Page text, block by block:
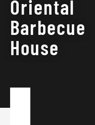
Oriental
Barbecue
House